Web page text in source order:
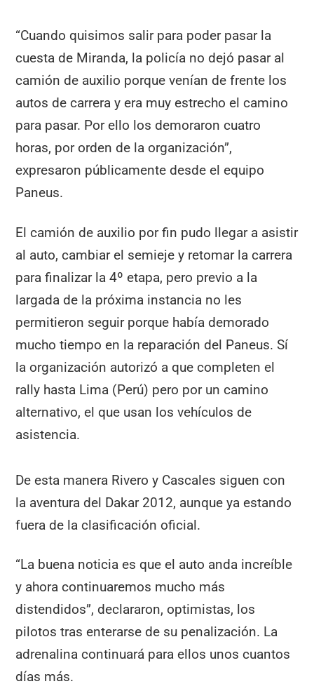
“Cuando quisimos salir para poder pasar la
cuesta de Miranda, la policía no dejó pasar al
camión de auxilio porque venían de frente los
autos de carrera y era muy estrecho el camino
para pasar. Por ello los demoraron cuatro
horas, por orden de la organización”,
expresaron públicamente desde el equipo
Paneus.
El camión de auxilio por fin pudo llegar a asistir
al auto, cambiar el semieje y retomar la carrera
para finalizar la 4º etapa, pero previo a la
largada de la próxima instancia no les
permitieron seguir porque había demorado
mucho tiempo en la reparación del Paneus. Sí
la organización autorizó a que completen el
rally hasta Lima (Perú) pero por un camino
alternativo, el que usan los vehículos de
asistencia.
De esta manera Rivero y Cascales siguen con
la aventura del Dakar 2012, aunque ya estando
fuera de la clasificación oficial.
“La buena noticia es que el auto anda increíble
y ahora continuaremos mucho más
distendidos”, declararon, optimistas, los
pilotos tras enterarse de su penalización. La
adrenalina continuará para ellos unos cuantos
días más.